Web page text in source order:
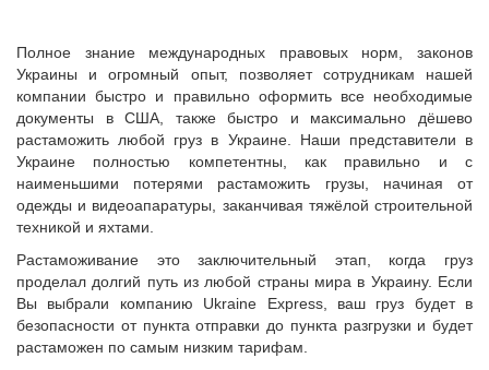
Полное знание международных правовых норм, законов
Украины и огромный опыт, позволяет сотрудникам нашей
компании быстро и правильно оформить все необходимые
документы в США, также быстро и максимально дёшево
растаможить любой груз в Украине. Наши представители в
Украине полностью компетентны, как правильно и с
наименьшими потерями растаможить грузы, начиная от
одежды и видеоапаратуры, заканчивая тяжёлой строительной
техникой и яхтами.
Растаможивание это заключительный этап, когда груз
проделал долгий путь из любой страны мира в Украину. Если
Вы выбрали компанию Ukraine Express, ваш груз будет в
безопасности от пункта отправки до пункта разгрузки и будет
растаможен по самым низким тарифам.